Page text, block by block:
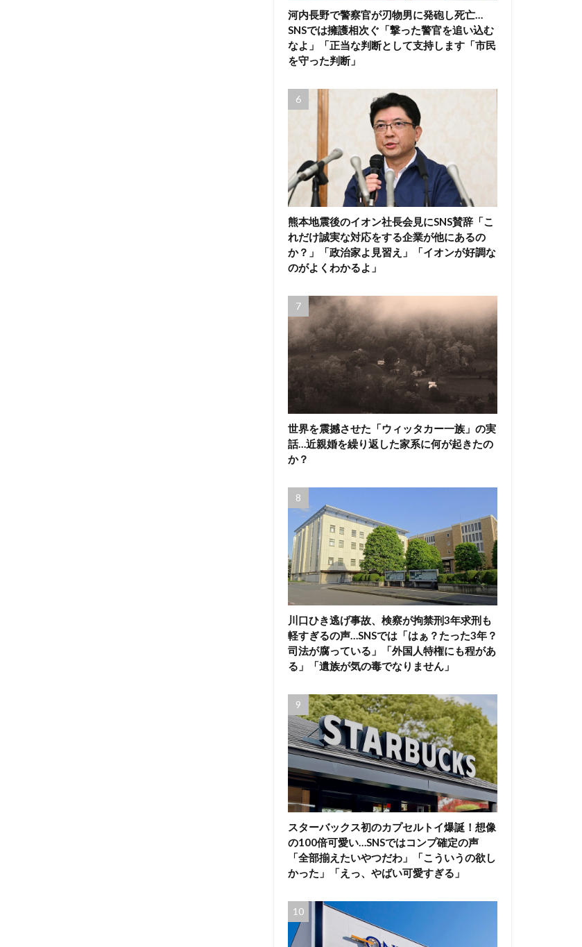
河内長野で警察官が刃物男に発砲し死亡…
SNSでは擁護相次ぐ「撃った警官を追い込む
なよ」「正当な判断として支持します「市民
を守った判断」
熊本地震後のイオン社長会見にSNS賛辞「こ
れだけ誠実な対応をする企業が他にあるの
か？」「政治家よ見習え」「イオンが好調な
のがよくわかるよ」
世界を震撼させた「ウィッタカー一族」の実
話…近親婚を繰り返した家系に何が起きたの
か？
川口ひき逃げ事故、検察が拘禁刑3年求刑も
軽すぎるの声…SNSでは「はぁ？たった3年？
司法が腐っている」「外国人特権にも程があ
る」「遺族が気の毒でなりません」
スターバックス初のカプセルトイ爆誕！想像
の100倍可愛い…SNSではコンプ確定の声
「全部揃えたいやつだわ」「こういうの欲し
かった」「えっ、やばい可愛すぎる」